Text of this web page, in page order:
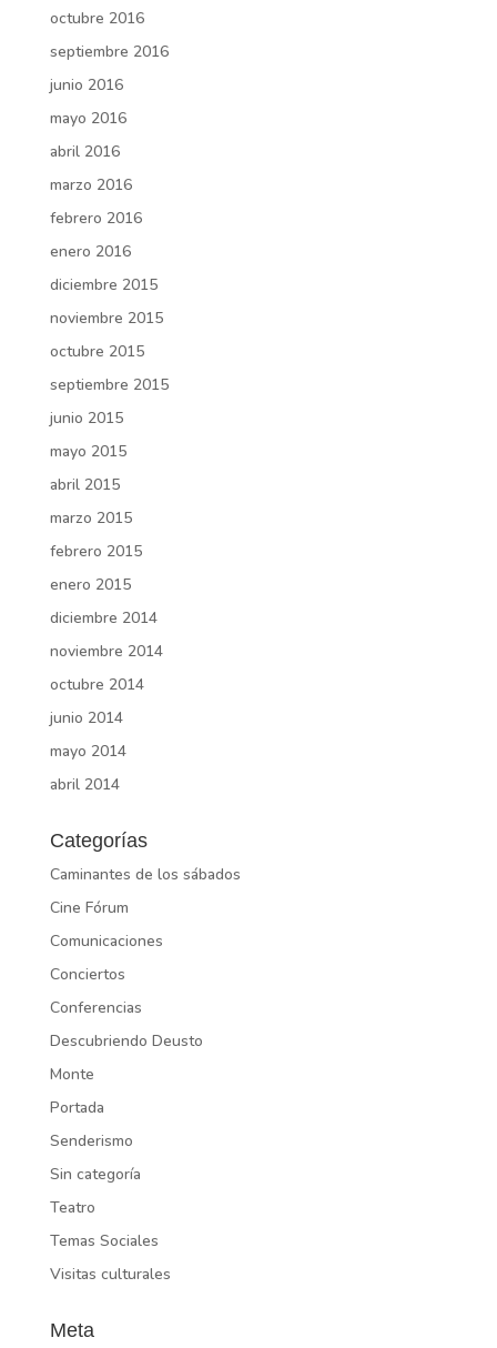
octubre 2016
septiembre 2016
junio 2016
mayo 2016
abril 2016
marzo 2016
febrero 2016
enero 2016
diciembre 2015
noviembre 2015
octubre 2015
septiembre 2015
junio 2015
mayo 2015
abril 2015
marzo 2015
febrero 2015
enero 2015
diciembre 2014
noviembre 2014
octubre 2014
junio 2014
mayo 2014
abril 2014
Categorías
Caminantes de los sábados
Cine Fórum
Comunicaciones
Conciertos
Conferencias
Descubriendo Deusto
Monte
Portada
Senderismo
Sin categoría
Teatro
Temas Sociales
Visitas culturales
Meta